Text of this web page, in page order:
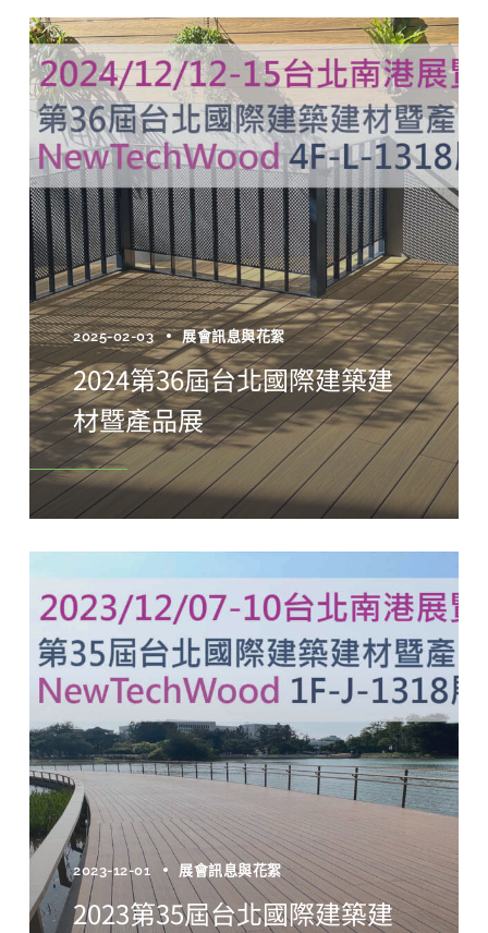
2025-02-03 展會訊息與花絮
2024第36屆台北國際建築建
材暨產品展
2023-12-01 展會訊息與花絮
2023第35屆台北國際建築建